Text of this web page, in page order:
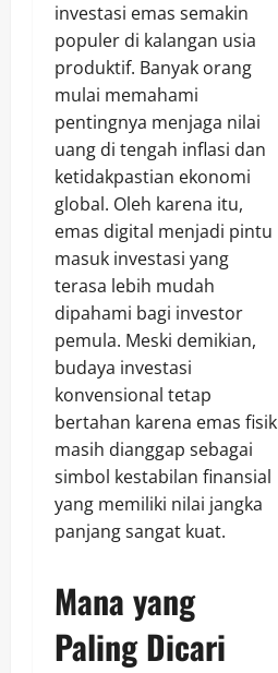
investasi emas semakin
populer di kalangan usia
produktif. Banyak orang
mulai memahami
pentingnya menjaga nilai
uang di tengah inflasi dan
ketidakpastian ekonomi
global. Oleh karena itu,
emas digital menjadi pintu
masuk investasi yang
terasa lebih mudah
dipahami bagi investor
pemula. Meski demikian,
budaya investasi
konvensional tetap
bertahan karena emas fisik
masih dianggap sebagai
simbol kestabilan finansial
yang memiliki nilai jangka
panjang sangat kuat.
Mana yang
Paling Dicari